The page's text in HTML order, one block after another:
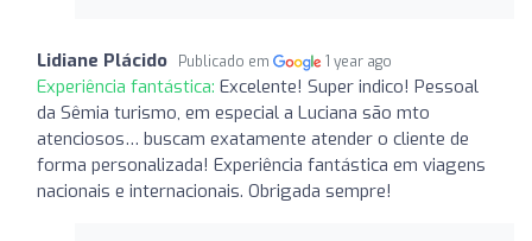
Lidiane Plácido Publicado em 1 year ago
Experiência fantástica: Excelente! Super indico! Pessoal
da Sêmia turismo, em especial a Luciana são mto
atenciosos… buscam exatamente atender o cliente de
forma personalizada! Experiência fantástica em viagens
nacionais e internacionais. Obrigada sempre!